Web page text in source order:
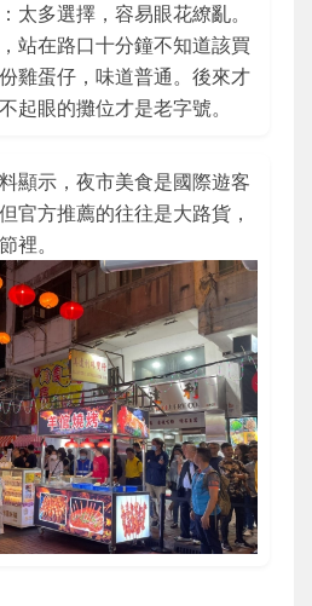
太多選擇，容易眼花繚亂。
站在路口十分鐘不知道該買
雞蛋仔，味道普通。後來才
起眼的攤位才是老字號。
顯示，夜市美食是國際遊客
官方推薦的往往是大路貨，
裡。